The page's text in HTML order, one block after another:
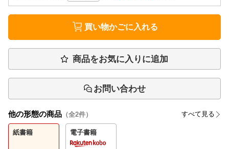
買い物かごに入れる
商品をお気に入りに追加
お問い合わせ
他の形態の商品 （全2件） すべて見る
紙書籍 電子書籍